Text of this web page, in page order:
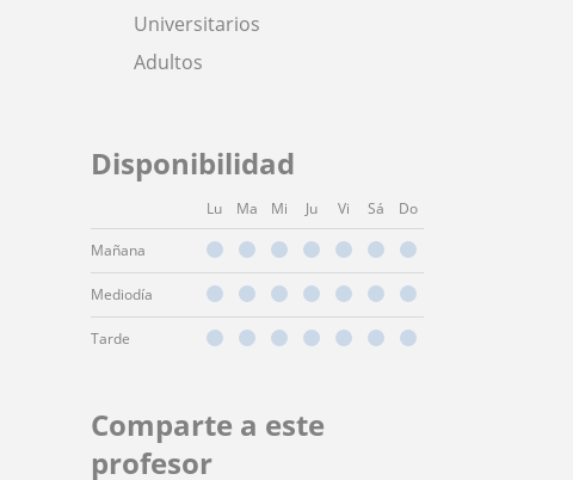
Universitarios
Adultos
Disponibilidad
Lu Ma Mi Ju Vi Sá Do
Mañana
Mediodía
Tarde
Comparte a este
profesor